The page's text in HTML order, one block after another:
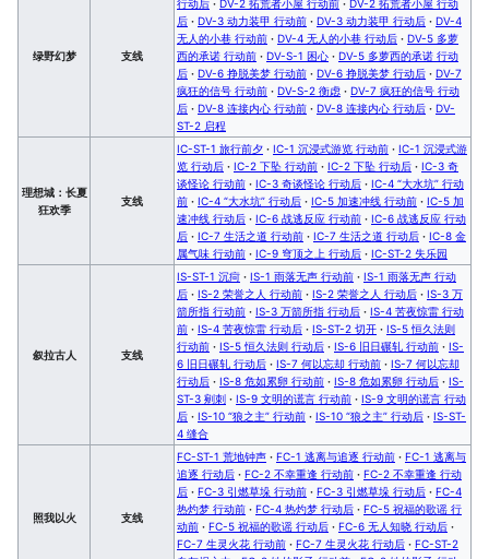
绿野幻梦 支线
行动后 · DV-2 拓荒者小屋 行动前 · DV-2 拓荒者小屋 行动
后 · DV-3 动力装甲 行动前 · DV-3 动力装甲 行动后 · DV-4
无人的小巷 行动前 · DV-4 无人的小巷 行动后 · DV-5 多萝
西的承诺 行动前 · DV-S-1 困心 · DV-5 多萝西的承诺 行动
后 · DV-6 挣脱美梦 行动前 · DV-6 挣脱美梦 行动后 · DV-7
疯狂的信号 行动前 · DV-S-2 衡虑 · DV-7 疯狂的信号 行动
后 · DV-8 连接内心 行动前 · DV-8 连接内心 行动后 · DV-
ST-2 启程
理想城：长夏
狂欢季
支线
IC-ST-1 旅行前夕 · IC-1 沉浸式游览 行动前 · IC-1 沉浸式游
览 行动后 · IC-2 下坠 行动前 · IC-2 下坠 行动后 · IC-3 奇
谈怪论 行动前 · IC-3 奇谈怪论 行动后 · IC-4 “大水坑” 行动
前 · IC-4 “大水坑” 行动后 · IC-5 加速冲线 行动前 · IC-5 加
速冲线 行动后 · IC-6 战逃反应 行动前 · IC-6 战逃反应 行动
后 · IC-7 生活之道 行动前 · IC-7 生活之道 行动后 · IC-8 金
属气味 行动前 · IC-9 穹顶之上 行动后 · IC-ST-2 失乐园
叙拉古人 支线
IS-ST-1 沉疴 · IS-1 雨落无声 行动前 · IS-1 雨落无声 行动
后 · IS-2 荣誉之人 行动前 · IS-2 荣誉之人 行动后 · IS-3 万
箭所指 行动前 · IS-3 万箭所指 行动后 · IS-4 苦夜惊雷 行动
前 · IS-4 苦夜惊雷 行动后 · IS-ST-2 切开 · IS-5 恒久法则
行动前 · IS-5 恒久法则 行动后 · IS-6 旧日碾轧 行动前 · IS-
6 旧日碾轧 行动后 · IS-7 何以忘却 行动前 · IS-7 何以忘却
行动后 · IS-8 危如累卵 行动前 · IS-8 危如累卵 行动后 · IS-
ST-3 剜刺 · IS-9 文明的谎言 行动前 · IS-9 文明的谎言 行动
后 · IS-10 “狼之主” 行动前 · IS-10 “狼之主” 行动后 · IS-ST-
4 缝合
照我以火 支线
FC-ST-1 荒地钟声 · FC-1 逃离与追逐 行动前 · FC-1 逃离与
追逐 行动后 · FC-2 不幸重逢 行动前 · FC-2 不幸重逢 行动
后 · FC-3 引燃草垛 行动前 · FC-3 引燃草垛 行动后 · FC-4
热灼梦 行动前 · FC-4 热灼梦 行动后 · FC-5 祝福的歌谣 行
动前 · FC-5 祝福的歌谣 行动后 · FC-6 无人知晓 行动后 ·
FC-7 生灵火花 行动前 · FC-7 生灵火花 行动后 · FC-ST-2